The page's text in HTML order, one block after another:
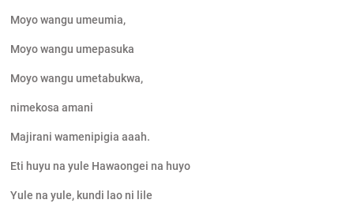
Moyo wangu umeumia,
Moyo wangu umepasuka
Moyo wangu umetabukwa,
nimekosa amani
Majirani wamenipigia aaah.
Eti huyu na yule Hawaongei na huyo
Yule na yule, kundi lao ni lile